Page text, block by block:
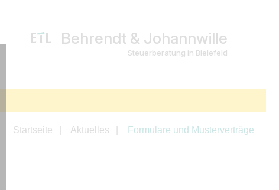
Behrendt & Johannwille
Steuerberatung in Bielefeld
Startseite Aktuelles Formulare und Musterverträge